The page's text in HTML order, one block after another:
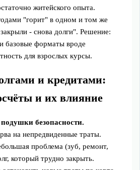
житейского опыта.
"горит" в одном и том же
- снова долги". Решение:
базовые форматы вроде
для взрослых курсы.
и кредитами:
и их влияние
безопасности.
на непредвиденные траты.
проблема (зуб, ремонт,
который трудно закрыть.